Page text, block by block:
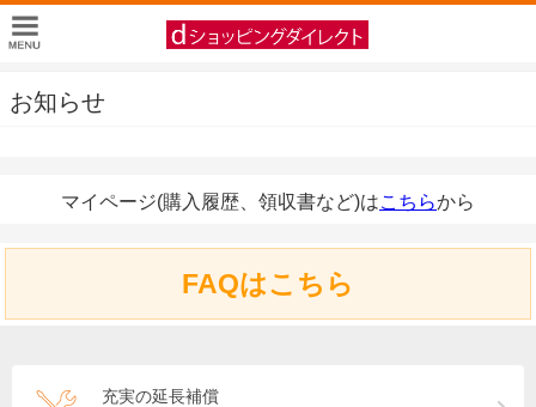
お知らせ
マイページ(購入履歴、領収書など)はこちらから
FAQはこちら
充実の延長補償